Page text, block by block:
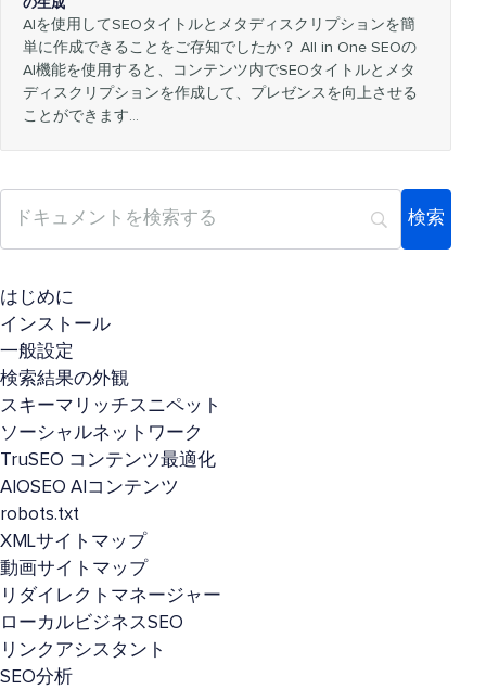
の生成
AIを使用してSEOタイトルとメタディスクリプションを簡
単に作成できることをご存知でしたか？ All in One SEOの
AI機能を使用すると、コンテンツ内でSEOタイトルとメタ
ディスクリプションを作成して、プレゼンスを向上させる
ことができます…
はじめに
インストール
一般設定
検索結果の外観
スキーマリッチスニペット
ソーシャルネットワーク
TruSEO コンテンツ最適化
AIOSEO AIコンテンツ
robots.txt
XMLサイトマップ
動画サイトマップ
リダイレクトマネージャー
ローカルビジネスSEO
リンクアシスタント
SEO分析